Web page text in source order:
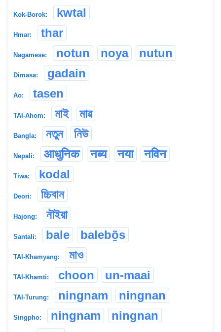
Kok-Borok: kwtal
Hmar: thar
Nagamese: notun noya nutun
Dimasa: gadain
Ao: tasen
TAI-Ahom: মাই মাৱ
Bangla: নতুন নিউ
Nepali: आधुनिक नब्य नया नविन
Tiwa: kodal
Deori: চ্চিবান
Hajong: নৗইয়া
Santali: bale balebõ̱s
TAI-Khamyang: মাও
TAI-Khamti: choon un-maai
TAI-Turung: ningnam ningnan
Singpho: ningnam ningnan